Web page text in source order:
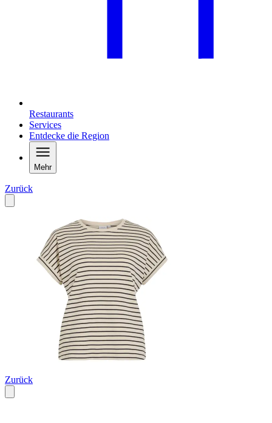
Restaurants
Services
Entdecke die Region
Mehr
Zurück
Zurück